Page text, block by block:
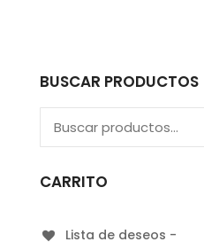
BUSCAR PRODUCTOS
CARRITO
Lista de deseos -